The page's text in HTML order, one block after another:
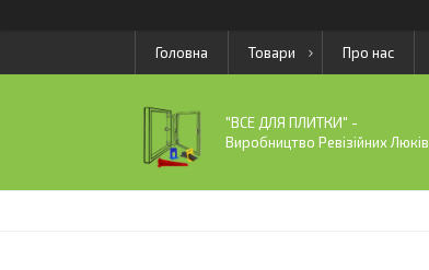
Головна Товари Про нас
"ВСЕ ДЛЯ ПЛИТКИ" -
Виробництво Ревізійних Люків